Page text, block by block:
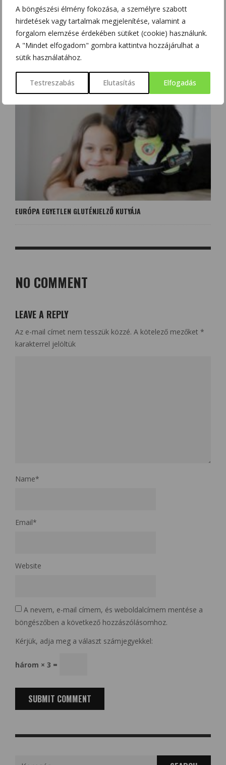
A böngészési élmény fokozása, a személyre szabott
hirdetések vagy tartalmak megjelenítése, valamint a
forgalom elemzése érdekében sütiket (cookie) használunk.
A "Mindet elfogadom" gombra kattintva hozzájárulhat a
sütik használatához.
Testreszabás Elutasítás Elfogadás
A KÖLYÖKKUTYÁK ÉTRENDJE FELNŐTT KORBAN
BEFOLYÁSOLHATJA A BÉLRENDSZER EGÉSZSÉGÉT
EURÓPA EGYETLEN GLUTÉNJELZŐ KUTYÁJA
NO COMMENT
LEAVE A REPLY
Az e-mail címet nem tesszük közzé. A kötelező mezőket *
karakterrel jelöltük
Name*
Email*
Website
A nevem, e-mail címem, és weboldalcímem mentése a
böngészőben a következő hozzászólásomhoz.
Kérjük, adja meg a választ számjegyekkel:
három × 3 =